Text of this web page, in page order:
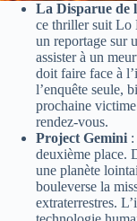
La Disparue de
ce thriller suit Lo
un reportage sur
assister à un
doit faire face à
l’enquête seule,
prochaine
rendez-vous.
Project Gemini
deuxième place.
une planète
bouleverse la
extraterrestres.